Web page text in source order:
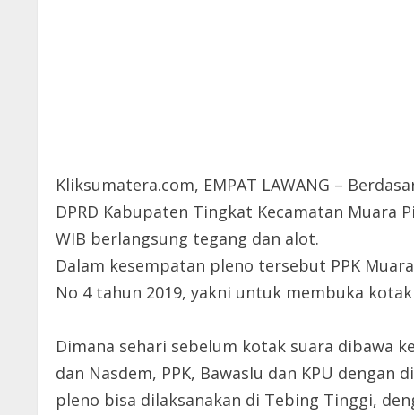
Kliksumatera.com, EMPAT LAWANG –
DPRD Kabupaten Tingkat Kecamatan Muara
WIB berlangsung tegang dan alot.
Dalam kesempatan pleno tersebut PPK
No 4 tahun 2019, yakni untuk membuka
Dimana sehari sebelum kotak suara dibawa
dan Nasdem, PPK, Bawaslu dan KPU
pleno bisa dilaksanakan di Tebing Tinggi,